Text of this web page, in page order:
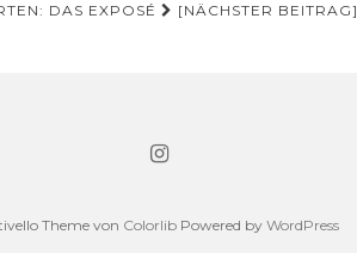
DAS EXPOSÉ
[NÄCHSTER BEITRAG]
Theme von ColorlibPowered by WordPress